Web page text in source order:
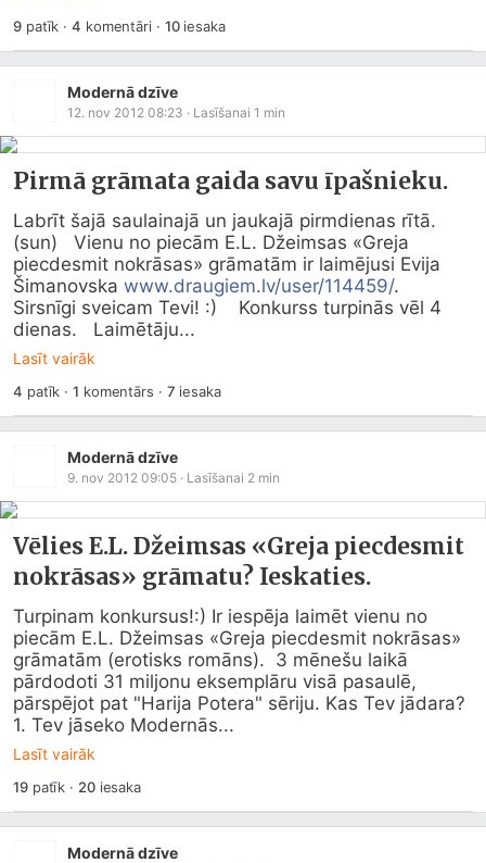
9patīk ·4 komentāri · 10iesaka
Modernā dzīve
12. nov 2012 08:23 · Lasīšanai 1 min
Pirmā grāmata gaida savu īpašnieku.
Labrīt šajā saulainajā un jaukajā pirmdienas rītā.
(sun)   Vienu no piecām E.L. Džeimsas «Greja
piecdesmit nokrāsas» grāmatām ir laimējusi Evija
Šimanovska www.draugiem.lv/user/114459/.
Sirsnīgi sveicam Tevi! :)    Konkurss turpinās vēl 4
dienas.   Laimētāju...
Lasīt vairāk
4 patīk ·1 komentārs · 7 iesaka
Modernā dzīve
9. nov 2012 09:05 · Lasīšanai 2 min
Vēlies E.L. Džeimsas «Greja piecdesmit
nokrāsas» grāmatu? Ieskaties.
Turpinam konkursus!:) Ir iespēja laimēt vienu no
piecām E.L. Džeimsas «Greja piecdesmit nokrāsas»
grāmatām (erotisks romāns).  3 mēnešu laikā
pārdodoti 31 miljonu eksemplāru visā pasaulē,
pārspējot pat "Harija Potera" sēriju. Kas Tev jādara?
1. Tev jāseko Modernās...
Lasīt vairāk
19patīk · 20iesaka
Modernā dzīve